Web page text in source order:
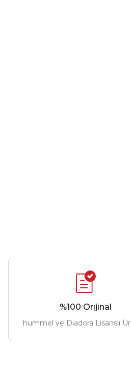
%100 Orijinal
hummel ve Diadora Lisanslı